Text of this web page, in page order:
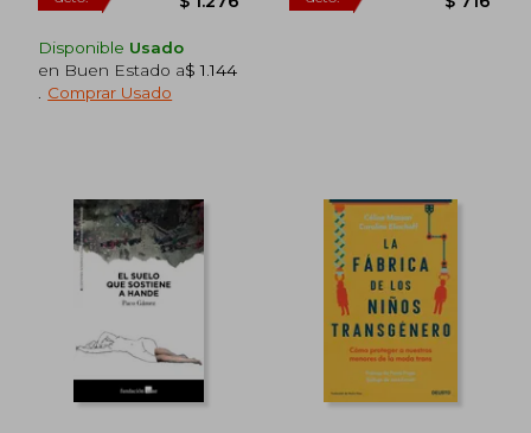
50%
dcto. $ 2.817
50%
dcto.
Disponible Usado
en Buen Estado a$ 1.144
Comprar Usado